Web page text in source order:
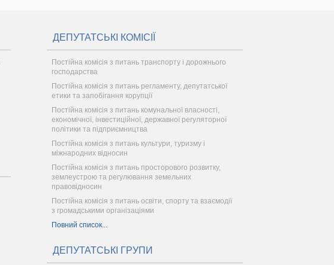
ДЕПУТАТСЬКІ КОМІСІЇ
Постійна комісія з питань транспорту і дорожнього
господарства
Постійна комісія з питань регламенту, депутатської
етики та запобігання корупції
Постійна комісія з питань комунальної власності,
економічної, інвестиційної, державної регуляторної
політики та підприємництва
Постійна комісія з питань культури, туризму і
міжнародних відносин
Постійна комісія з питань просторового розвитку,
землеустрою та регулювання земельних
правовідносин
Постійна комісія з питань освіти, спорту та взаємодії
з громадськими організаціями
Повний список...
ДЕПУТАТСЬКІ ГРУПИ